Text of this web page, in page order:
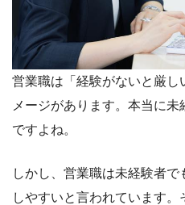
営業職は「経験がないと厳し
メージがあります。本当に
ですよね。
しかし、営業職は未経験者
しやすいと言われています